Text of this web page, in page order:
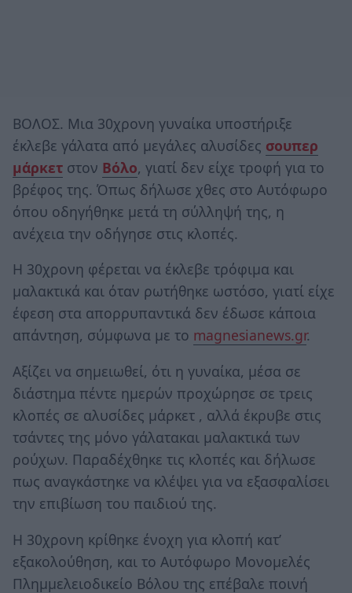
ΒΟΛΟΣ. Mια 30χρονη γυναίκα υποστήριξε
έκλεβε γάλατα από μεγάλες αλυσίδες σουπερ
μάρκετ στον Βόλο, γιατί δεν είχε τροφή για το
βρέφος της. Όπως δήλωσε χθες στο Αυτόφωρο
όπου οδηγήθηκε μετά τη σύλληψή της, η
ανέχεια την οδήγησε στις κλοπές.
Η 30χρονη φέρεται να έκλεβε τρόφιμα και
μαλακτικά και όταν ρωτήθηκε ωστόσο, γιατί είχε
έφεση στα απορρυπαντικά δεν έδωσε κάποια
απάντηση, σύμφωνα με το magnesianews.gr.
Αξίζει να σημειωθεί, ότι η γυναίκα, μέσα σε
διάστημα πέντε ημερών προχώρησε σε τρεις
κλοπές σε αλυσίδες μάρκετ , αλλά έκρυβε στις
τσάντες της μόνο γάλατακαι μαλακτικά των
ρούχων. Παραδέχθηκε τις κλοπές και δήλωσε
πως αναγκάστηκε να κλέψει για να εξασφαλίσει
την επιβίωση του παιδιού της.
Η 30χρονη κρίθηκε ένοχη για κλοπή κατ’
εξακολούθηση, και το Αυτόφωρο Μονομελές
Πλημμελειοδικείο Βόλου της επέβαλε ποινή